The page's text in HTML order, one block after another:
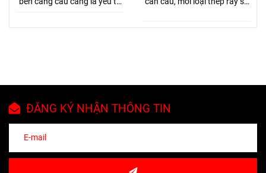
trung chuyển hàng hóa giao
chuyển hàng hóa.
kỹ thuật và ứng dụng của
kỹ thuật như tốc độ vận tải,
ĐĂNG KÝ NHẬN THÔNG TIN